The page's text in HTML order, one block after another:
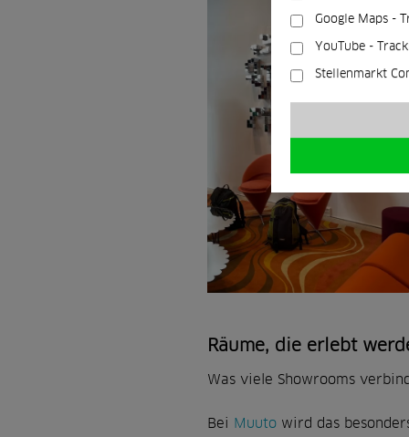
Räume, die erlebt
Was viele Showrooms
Bei Muuto wird das
Google Maps -
YouTube -
Stellenmarkt